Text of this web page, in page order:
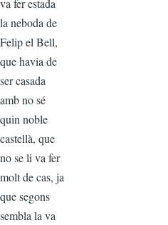
va fer estada
la neboda de
Felip el Bell,
que havia de
ser casada
amb no sé
quin noble
castellà, que
no se li va fer
molt de cas, ja
que segons
sembla la va